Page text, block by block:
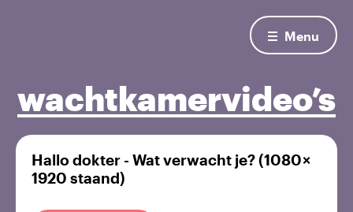
Menu
wachtkamervideo’s
Hallo dokter - Wat verwacht je? (1080 ×
1920 staand)